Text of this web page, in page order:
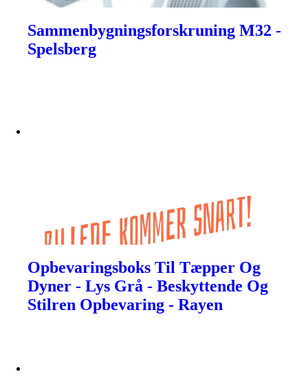
Sammenbygningsforskruning M32 -
Spelsberg
Opbevaringsboks Til Tæpper Og
Dyner - Lys Grå - Beskyttende Og
Stilren Opbevaring - Rayen